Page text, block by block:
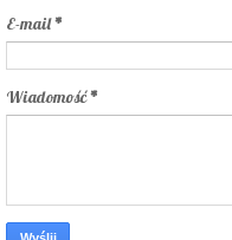
E-mail*
Wiadomość*